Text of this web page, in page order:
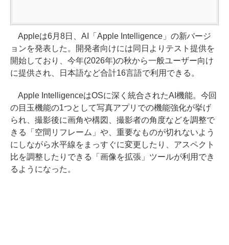
Appleは6月8日、AI「Apple Intelligence」の新バージ
ョンを発表した。開発者向けには同日よりテスト提供を
開始しており、今年(2026年)の秋から一般ユーザー向け
に提供され、日本語など合計16言語で利用できる。
Apple IntelligenceはOSに深く統合されたAI機能。今回
の目玉機能の1つとして写真アプリでの機能強化が挙げ
られ、撮影後に画角や構図、撮影者の角度などを調整で
きる「空間リフレーム」や、重要なものが切れないよう
にしながら水平線をまっすぐに変更したり、アスペクト
比を調整したりできる「画像を拡張」ツールが利用でき
るようになった。